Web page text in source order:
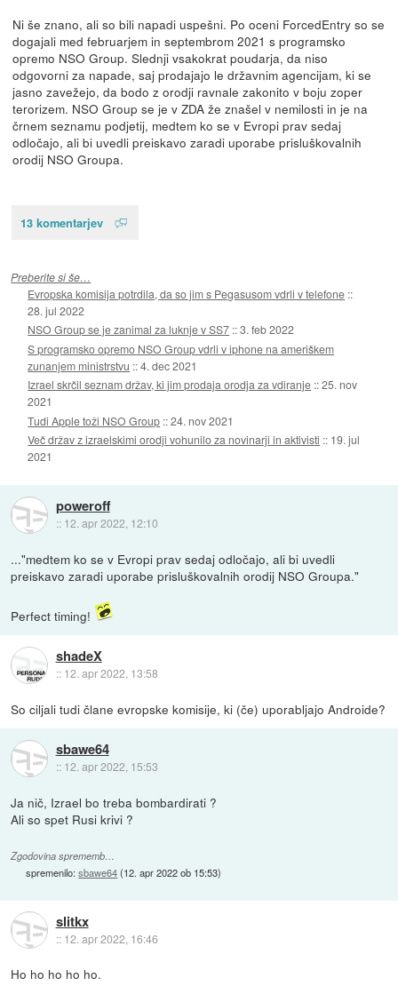
Ni še znano, ali so bili napadi uspešni. Po oceni ForcedEntry so se
dogajali med februarjem in septembrom 2021 s programsko
opremo NSO Group. Slednji vsakokrat poudarja, da niso
odgovorni za napade, saj prodajajo le državnim agencijam, ki se
jasno zavežejo, da bodo z orodji ravnale zakonito v boju zoper
terorizem. NSO Group se je v ZDA že znašel v nemilosti in je na
črnem seznamu podjetij, medtem ko se v Evropi prav sedaj
odločajo, ali bi uvedli preiskavo zaradi uporabe prisluškovalnih
orodij NSO Groupa.
13 komentarjev
Preberite si še…
Evropska komisija potrdila, da so jim s Pegasusom vdrli v telefone ::
28. jul 2022
NSO Group se je zanimal za luknje v SS7 ::3. feb 2022
S programsko opremo NSO Group vdrli v iphone na ameriškem
zunanjem ministrstvu ::4. dec 2021
Izrael skrčil seznam držav, ki jim prodaja orodja za vdiranje ::25. nov
2021
Tudi Apple toži NSO Group ::24. nov 2021
Več držav z izraelskimi orodji vohunilo za novinarji in aktivisti :: 19. jul
2021
poweroff
:: 12. apr 2022, 12:10
..."medtem ko se v Evropi prav sedaj odločajo, ali bi uvedli
preiskavo zaradi uporabe prisluškovalnih orodij NSO Groupa."
Perfect timing!
shadeX
:: 12. apr 2022, 13:58
So ciljali tudi člane evropske komisije, ki (če) uporabljajo Androide?
sbawe64
:: 12. apr 2022, 15:53
Ja nič, Izrael bo treba bombardirati ?
Ali so spet Rusi krivi ?
Zgodovina sprememb…
spremenilo:sbawe64(12. apr 2022 ob 15:53)
slitkx
:: 12. apr 2022, 16:46
Ho ho ho ho ho.